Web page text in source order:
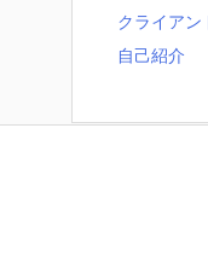
クライアン
自己紹介